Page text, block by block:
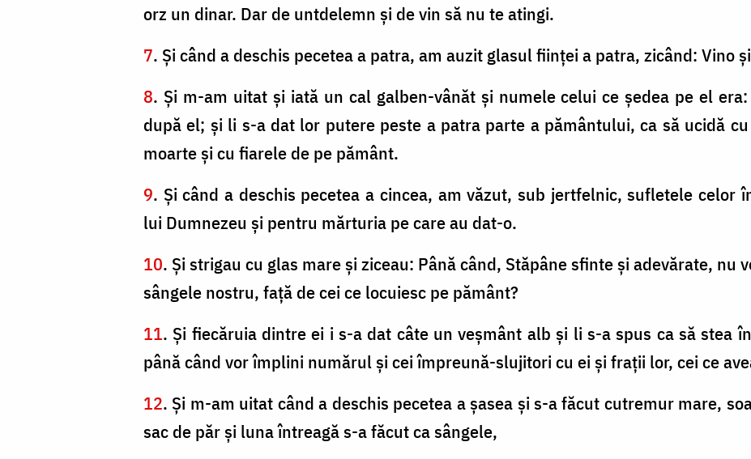
orz un dinar. Dar de untdelemn şi de vin să nu te atingi.
7. Şi când a deschis pecetea a patra, am auzit glasul fiinţei a patra, zicând: Vino
8. Şi m-am uitat şi iată un cal galben-vânăt şi numele celui ce şedea pe el
după el; şi li s-a dat lor putere peste a patra parte a pământului, ca să ucidă
moarte şi cu fiarele de pe pământ.
9. Şi când a deschis pecetea a cincea, am văzut, sub jertfelnic, sufletele celor
lui Dumnezeu şi pentru mărturia pe care au dat-o.
10. Şi strigau cu glas mare şi ziceau: Până când, Stăpâne sfinte şi adevărate, nu
sângele nostru, faţă de cei ce locuiesc pe pământ?
11. Şi fiecăruia dintre ei i s-a dat câte un veşmânt alb şi li s-a spus ca să stea
până când vor împlini numărul şi cei împreună-slujitori cu ei şi fraţii lor, cei ce
12. Şi m-am uitat când a deschis pecetea a şasea şi s-a făcut cutremur mare,
sac de păr şi luna întreagă s-a făcut ca sângele,